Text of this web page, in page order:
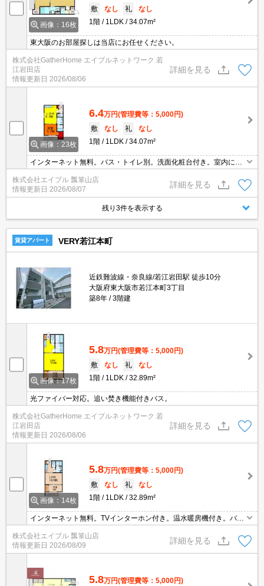
画像：16枚
敷
なし 礼
なし
1階
1LDK 34.07m²
東大阪のお部屋探しは当店にお任せください。
株式会社GatherHome エイブルネットワーク 若
江岩田店
情報更新日 2026/08/06
詳細を見る
画像：23枚
6.4万円(管理費等：5,000円)
敷
なし 礼
なし
1階
1LDK 34.07m²
インターネット無料。バス・トイレ別。洗面化粧台付き。室内に洗
濯機置場あり。温水洗浄便座付き。システムキッチン。TVインター
ホン付き。ウォークインクローゼット付き。エアコン付き。浴室乾
燥機付。追焚給湯。
株式会社エイブル 瓢箪山店
情報更新日 2026/08/07
詳細を見る
残り3件を表示する
賃貸アパート VERY若江本町
近鉄難波線・奈良線/若江岩田駅 徒歩10分
大阪府東大阪市若江本町3丁目
築8年
3階建
画像：17枚
5.8万円(管理費等：5,000円)
敷
なし 礼
なし
1階
1LDK 32.89m²
光ファイバー対応。追い焚き機能付きバス。
株式会社GatherHome エイブルネットワーク 若
江岩田店
情報更新日 2026/08/06
詳細を見る
画像：14枚
5.8万円(管理費等：5,000円)
敷
なし 礼
なし
1階
1LDK 32.89m²
インターネット無料。TVインターホン付き。温水暖房機付き。バ
ス・トイレ別。洗面化粧台付き。
株式会社エイブル 瓢箪山店
情報更新日 2026/08/09
詳細を見る
5.8万円(管理費等：5,000円)